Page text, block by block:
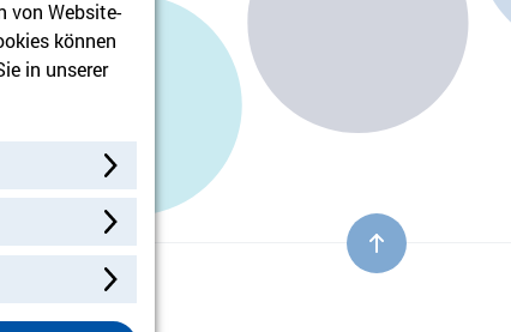
von Website-
können
in unserer